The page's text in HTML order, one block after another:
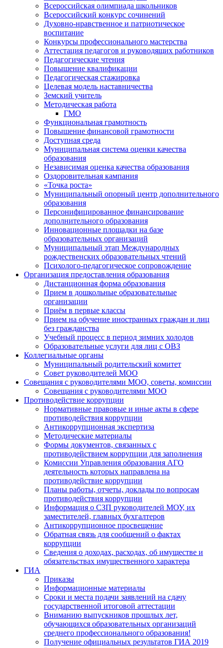
Всероссийская олимпиада школьников
Всероссийский конкурс сочинений
Духовно-нравственное и патриотическое
воспитание
Конкурсы профессионального мастерства
Аттестация педагогов и руководящих работников
Педагогические чтения
Повышение квалификации
Педагогическая стажировка
Целевая модель наставничества
Земский учитель
Методическая работа
ГМО
Функциональная грамотность
Повышение финансовой грамотности
Доступная среда
Муниципальная система оценки качества
образования
Независимая оценка качества образования
Оздоровительная кампания
«Точка роста»
Муниципальный опорный центр дополнительного
образования
Персонифицированное финансирование
дополнительного образования
Инновационные площадки на базе
образовательных организаций
Муниципальный этап Международных
рождественских образовательных чтений
Психолого-педагогическое сопровождение
Организация предоставления образования
Дистанционная форма образования
Прием в дошкольные образовательные
организации
Приём в первые классы
Прием на обучение иностранных граждан и лиц
без гражданства
Учебный процесс в период зимних холодов
Образовательные услуги для лиц с ОВЗ
Коллегиальные органы
Муниципальный родительский комитет
Совет руководителей МОО
Совещания с руководителями МОО, советы, комиссии
Совещания с руководителями МОО
Противодействие коррупции
Нормативные правовые и иные акты в сфере
противодействия коррупции
Антикоррупционная экспертиза
Методические материалы
Формы документов, связанных с
противодействием коррупции для заполнения
Комиссии Управления образования АГО
деятельность которых направлена на
противодействие коррупции
Планы работы, отчеты, доклады по вопросам
противодействия коррупции
Информация о СЗП руководителей МОУ, их
заместителей, главных бухгалтеров
Антикоррупционное просвещение
Обратная связь для сообщений о фактах
коррупции
Сведения о доходах, расходах, об имуществе и
обязательствах имущественного характера
ГИА
Приказы
Информационные материалы
Сроки и места подачи заявлений на сдачу
государственной итоговой аттестации
Вниманию выпускников прошлых лет,
обучающихся образовательных организаций
среднего профессионального образования!
Получение официальных результатов ГИА 2019